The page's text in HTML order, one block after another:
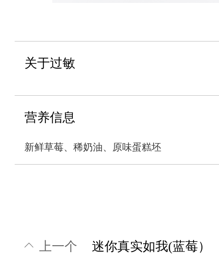
关于过敏
营养信息
新鲜草莓、稀奶油、原味蛋糕坯
上一个 迷你真实如我(蓝莓）